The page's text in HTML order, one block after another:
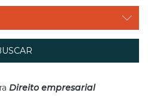
Direito empresarial